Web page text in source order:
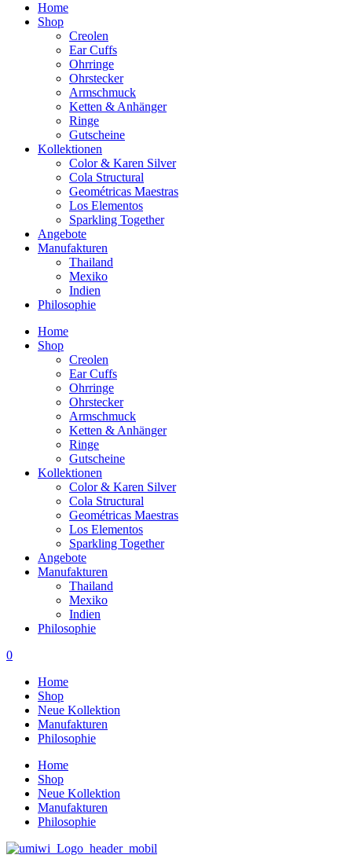
Home
Shop
Creolen
Ear Cuffs
Ohrringe
Ohrstecker
Armschmuck
Ketten & Anhänger
Ringe
Gutscheine
Kollektionen
Color & Karen Silver
Cola Structural
Geométricas Maestras
Los Elementos
Sparkling Together
Angebote
Manufakturen
Thailand
Mexiko
Indien
Philosophie
Home
Shop
Creolen
Ear Cuffs
Ohrringe
Ohrstecker
Armschmuck
Ketten & Anhänger
Ringe
Gutscheine
Kollektionen
Color & Karen Silver
Cola Structural
Geométricas Maestras
Los Elementos
Sparkling Together
Angebote
Manufakturen
Thailand
Mexiko
Indien
Philosophie
0
Home
Shop
Neue Kollektion
Manufakturen
Philosophie
Home
Shop
Neue Kollektion
Manufakturen
Philosophie